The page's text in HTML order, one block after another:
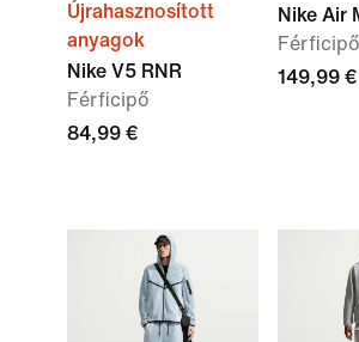
Újrahasznosított
anyagok
Nike V5 RNR
Férficipő
84,99 €
Nike Air
Férficipő
149,99 €